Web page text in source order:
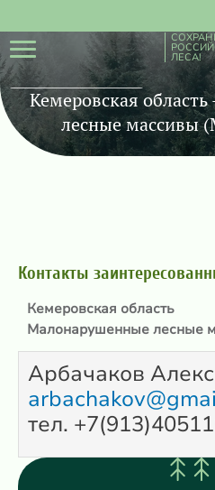
Кемеровская
лесные массивы
Контакты
Кемеровская область
Малонарушенные лесные
Арбачаков
тел.
ЛЕСА!